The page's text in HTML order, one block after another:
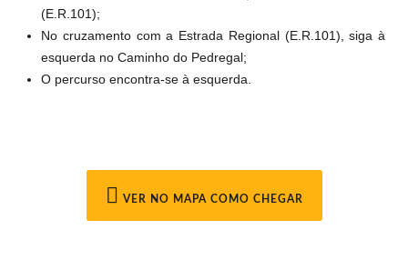
(E.R.101);
No cruzamento com a Estrada Regional (E.R.101), siga à
esquerda no Caminho do Pedregal;
O percurso encontra-se à esquerda.
VER NO MAPA COMO CHEGAR